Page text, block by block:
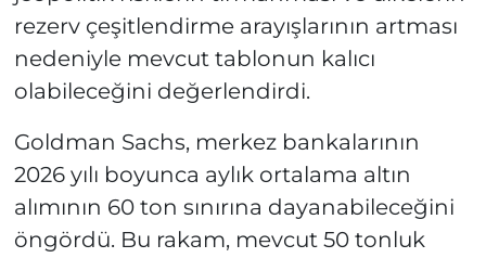
rezerv çeşitlendirme arayışlarının artması
nedeniyle mevcut tablonun kalıcı
olabileceğini değerlendirdi.
Goldman Sachs, merkez bankalarının
2026 yılı boyunca aylık ortalama altın
alımının 60 ton sınırına dayanabileceğini
öngördü. Bu rakam, mevcut 50 tonluk